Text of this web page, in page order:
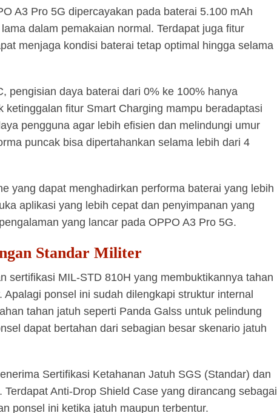
A3 Pro 5G dipercayakan pada baterai 5.100 mAh
dalam pemakaian normal. Terdapat juga fitur
menjaga kondisi baterai tetap optimal hingga selama
pengisian daya baterai dari 0% ke 100% hanya
ketinggalan fitur Smart Charging mampu beradaptasi
pengguna agar lebih efisien dan melindungi umur
puncak bisa dipertahankan selama lebih dari 4
yang dapat menghadirkan performa baterai yang lebih
aplikasi yang lebih cepat dan penyimpanan yang
yang lancar pada OPPO A3 Pro 5G.
Standar Militer
sertifikasi MIL-STD 810H yang membuktikannya tahan
ponsel ini sudah dilengkapi struktur internal
tahan jatuh seperti Panda Galss untuk pelindung
dapat bertahan dari sebagian besar skenario jatuh
Sertifikasi Ketahanan Jatuh SGS (Standar) dan
Anti-Drop Shield Case yang dirancang sebagai
ponsel ini ketika jatuh maupun terbentur.